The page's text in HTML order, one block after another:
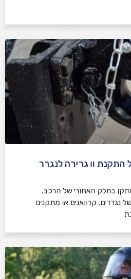
וו גרירה לנגרר
בחלק האחורי של הרכב,
נגררים, קרוואנים או מתקנים